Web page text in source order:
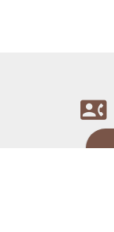
contact_phone